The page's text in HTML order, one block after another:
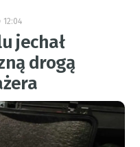
12:04
jechał
drogą